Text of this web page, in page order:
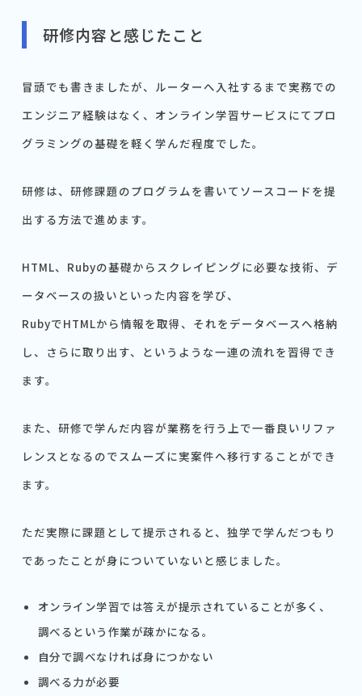
研修内容と感じたこと
冒頭でも書きましたが、ルーターへ入社するまで実務での
エンジニア経験はなく、オンライン学習サービスにてプロ
グラミングの基礎を軽く学んだ程度でした。
研修は、研修課題のプログラムを書いてソースコードを提
出する方法で進めます。
HTML、Rubyの基礎からスクレイピングに必要な技術、デ
ータベースの扱いといった内容を学び、
RubyでHTMLから情報を取得、それをデータベースへ格納
し、さらに取り出す、というような一連の流れを習得でき
ます。
また、研修で学んだ内容が業務を行う上で一番良いリファ
レンスとなるのでスムーズに実案件へ移行することができ
ます。
ただ実際に課題として提示されると、独学で学んだつもり
であったことが身についていないと感じました。
オンライン学習では答えが提示されていることが多く、
調べるという作業が疎かになる。
自分で調べなければ身につかない
調べる力が必要